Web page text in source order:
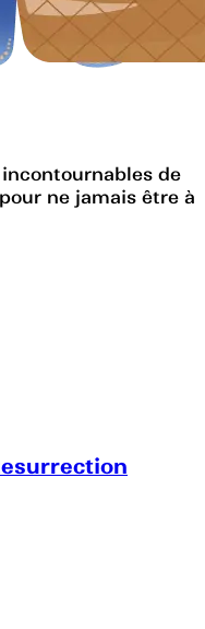
de
ne jamais être à